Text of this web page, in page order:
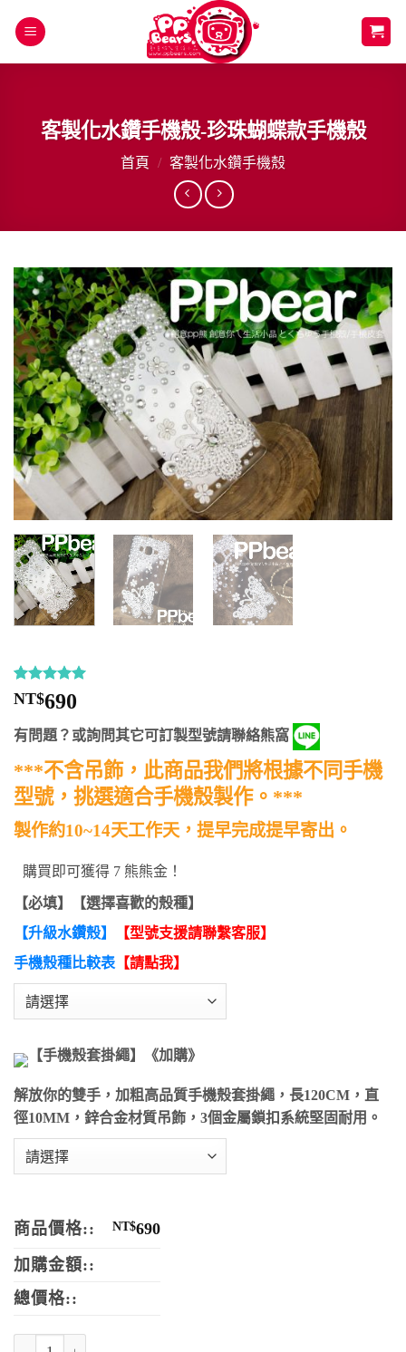
客製化水鑽手機殼-珍珠蝴蝶款手機殼
首頁 / 客製化水鑽手機殼
評分5/
5，已有
9
位
顧客進行評
分
NT$690
有問題？或詢問其它可訂製型號請聯絡熊窩
***不含吊飾，此商品我們將根據不同手機
型號，挑選適合手機殼製作。***
製作約10~14天工作天，提早完成提早寄出。
購買即可獲得 7 熊熊金！
【必填】【選擇喜歡的殼種】
【升級水鑽殼】
【型號支援請聯繫客服】
手機殼種比較表 【請點我】
【手機殼套掛繩】《加購》
解放你的雙手，加粗高品質手機殼套掛繩，長120CM，直
徑10MM，鋅合金材質吊飾，3個金屬鎖扣系統堅固耐用。
商品價格:: NT$690
加購金額::
總價格::
客製化水鑽手機殼-珍珠蝴蝶款手機殼 數量